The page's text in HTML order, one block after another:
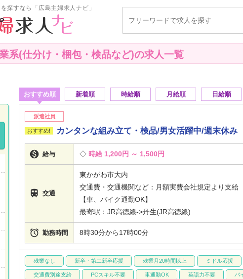
探すなら「広島主婦求人ナビ」
系(仕分け・梱包・検品など)の求人一覧
おすすめ順 新着順 時給順 月給順 日給順
派遣社員
カンタンな組み立て・検品/男女活躍中/週末休み
 給与 時給 1,200円 ～ 1,500円
 交通
東かがわ市大内
交通費・交通機関など：月額実費会社規定より支
【車、バイク通勤OK】
最寄駅：JR高徳線->丹生(JR高徳線)
 勤務時間 8時30分から17時00分
残業なし 新卒・第二新卒応援 残業月20時間以上 ミドル応援
交通費別途支給 PCスキル不要 車通勤OK 英語力不要 バ